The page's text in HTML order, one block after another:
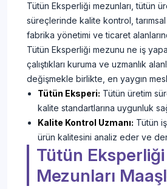
Tütün Eksperliği mezunları, tütün
süreçlerinde kalite kontrol, tarımsal
fabrika yönetimi ve ticaret
Tütün Eksperliği mezunu ne iş
çalıştıkları kuruma ve uzmanlık
değişmekle birlikte, en yaygın
Tütün Eksperi: Tütün üretim
kalite standartlarına uygunluk
Kalite Kontrol Uzmanı: Tütün
ürün kalitesini analiz eder ve
Tütün Eksperliği
Mezunları